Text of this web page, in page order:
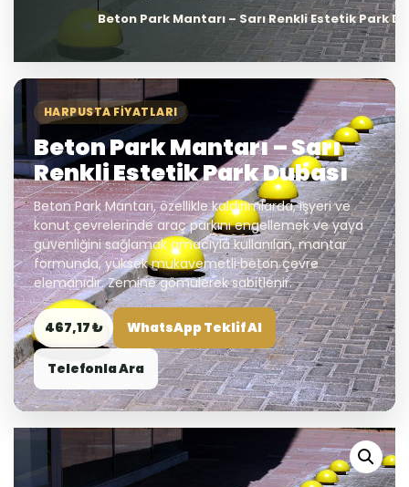
Beton Park Mantarı – Sarı Renkli Estetik Park
HARPUSTA FIYATLARI
Beton Park Mantarı – Sarı
Renkli Estetik Park Dubası
Beton Park Mantarı, özellikle kaldırımlarda, işyeri ve
konut çevrelerinde araç parkını engellemek ve yaya
güvenliğini sağlamak amacıyla kullanılan, mantar
formunda, yüksek mukavemetli beton çevre
elemanıdır. Zemine gömülerek sabitlenir.
467,17 ₺ WhatsApp Teklif Al
Telefonla Ara